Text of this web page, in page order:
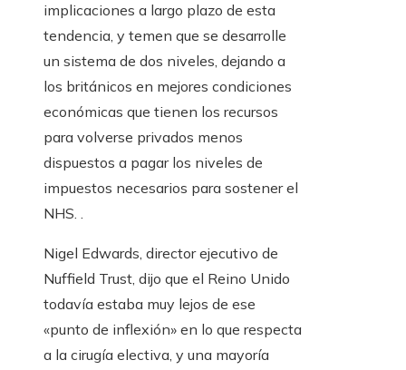
implicaciones a largo plazo de esta
tendencia, y temen que se desarrolle
un sistema de dos niveles, dejando a
los británicos en mejores condiciones
económicas que tienen los recursos
para volverse privados menos
dispuestos a pagar los niveles de
impuestos necesarios para sostener el
NHS. .
Nigel Edwards, director ejecutivo de
Nuffield Trust, dijo que el Reino Unido
todavía estaba muy lejos de ese
«punto de inflexión» en lo que respecta
a la cirugía electiva, y una mayoría